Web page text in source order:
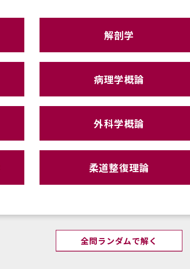
解剖学
病理学概論
外科学概論
柔道整復理論
全問ランダムで解く